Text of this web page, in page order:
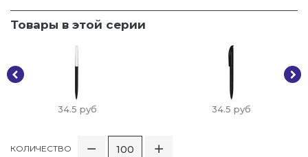
Товары в этой серии
34.5 руб 34.5 руб
КОЛИЧЕСТВО